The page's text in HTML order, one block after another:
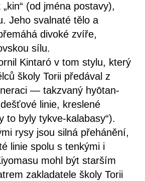
(od jména postavy),
Jeho svalnaté tělo a
divoké zvíře,
sílu.
Kintaró v tom stylu, který
školy Torii předával z
— takzvaný hyōtan-
linie, kreslené
to byly tykve-kalabasy“).
rysy jsou silná přehánění,
linie spolu s tenkými i
mohl být starším
zakladatele školy Torii